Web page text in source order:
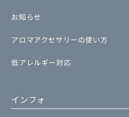
お知らせ
アロマアクセサリーの使い方
低アレルギー対応
インフォ